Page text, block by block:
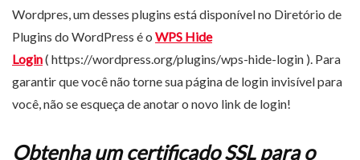
Wordpres, um desses plugins está disponível no Diretório de
Plugins do WordPress é o WPS Hide
Login( https://wordpress.org/plugins/wps-hide-login ). Para
garantir que você não torne sua página de login invisível para
você, não se esqueça de anotar o novo link de login!
Obtenha um certificado SSL para o